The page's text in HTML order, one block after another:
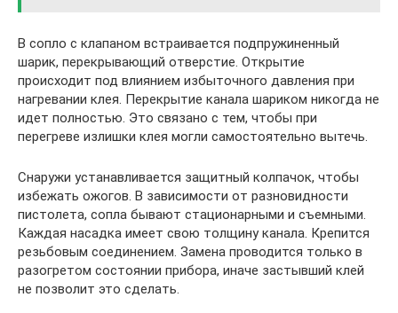
В сопло с клапаном встраивается подпружиненный
шарик, перекрывающий отверстие. Открытие
происходит под влиянием избыточного давления при
нагревании клея. Перекрытие канала шариком никогда не
идет полностью. Это связано с тем, чтобы при
перегреве излишки клея могли самостоятельно вытечь.
Снаружи устанавливается защитный колпачок, чтобы
избежать ожогов. В зависимости от разновидности
пистолета, сопла бывают стационарными и съемными.
Каждая насадка имеет свою толщину канала. Крепится
резьбовым соединением. Замена проводится только в
разогретом состоянии прибора, иначе застывший клей
не позволит это сделать.